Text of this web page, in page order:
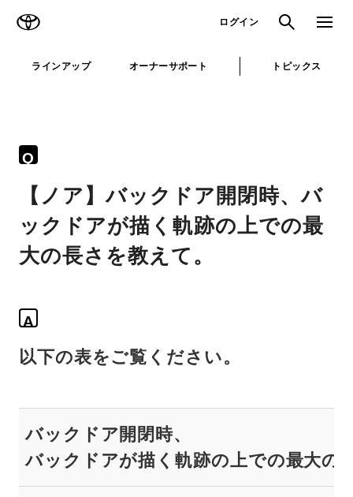
ログイン 検索 メニュ
ラインアップ オーナーサポート トピックス
Q
【ノア】バックドア開閉時、バ
ックドアが描く軌跡の上での最
大の長さを教えて。
A
以下の表をご覧ください。
バックドア開閉時、
バックドアが描く軌跡の上での最大の